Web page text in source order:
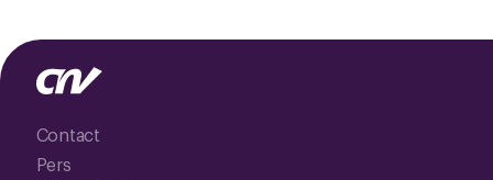
Contact
Pers